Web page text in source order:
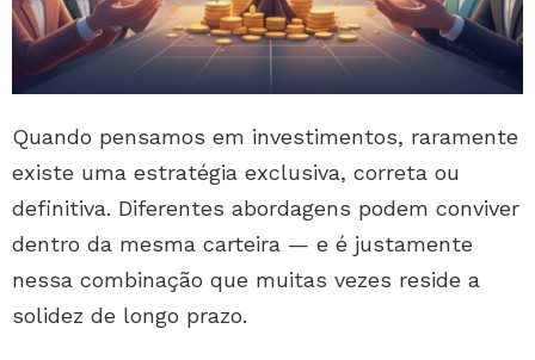
Quando pensamos em investimentos, raramente
existe uma estratégia exclusiva, correta ou
definitiva. Diferentes abordagens podem conviver
dentro da mesma carteira — e é justamente
nessa combinação que muitas vezes reside a
solidez de longo prazo.